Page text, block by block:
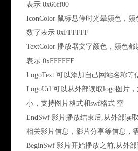
表示 0x66ff00
IconColor 鼠标悬停时光晕颜色，颜
数字表示 0xFFFFFF
TextColor 播放器文字颜色，颜色
表示 0xFFFFFF
LogoText 可以添加自己网站名称等
LogoUrl 可以从外部读取logo图片
小，支持图片格式和swf格式 空
EndSwf 影片播放结束后,从外部读
相关影片信息，影片分享等信息，
BeginSwf 影片开始播放之前,从外